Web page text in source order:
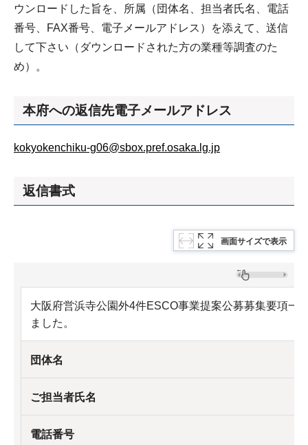
ウンロードした旨を、所属（団体名、担当者氏名、電話
番号、FAX番号、電子メールアドレス）を添えて、送信
して下さい（ダウンロードされた方の業種等調査のた
め）。
本府への返信先電子メールアドレス
kokyokenchiku-g06@sbox.pref.osaka.lg.jp
返信書式
画面サイズで表示
大阪府営浜寺公園外4件ESCO事業提案公募募集要項一
ました。
団体名
ご担当者氏名
電話番号